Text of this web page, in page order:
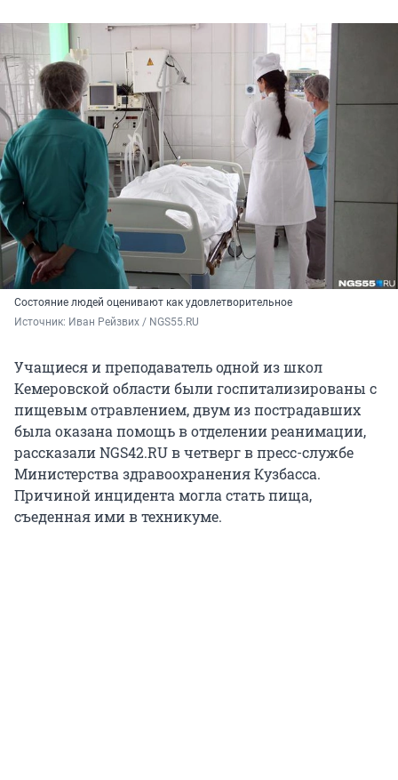
Состояние людей оценивают как удовлетворительное
Источник: Иван Рейзвих / NGS55.RU
Учащиеся и преподаватель одной из школ
Кемеровской области были госпитализированы с
пищевым отравлением, двум из пострадавших
была оказана помощь в отделении реанимации,
рассказали NGS42.RU в четверг в пресс-службе
Министерства здравоохранения Кузбасса.
Причиной инцидента могла стать пища,
съеденная ими в техникуме.